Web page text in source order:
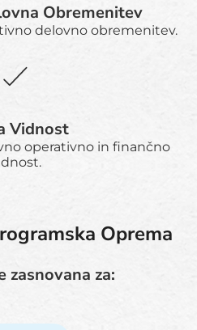
Obremenitev
delovno obremenitev.
Vidnost
operativno in finančno
Oprema
zasnovana za: